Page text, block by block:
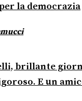
la democrazia
brillante
E un